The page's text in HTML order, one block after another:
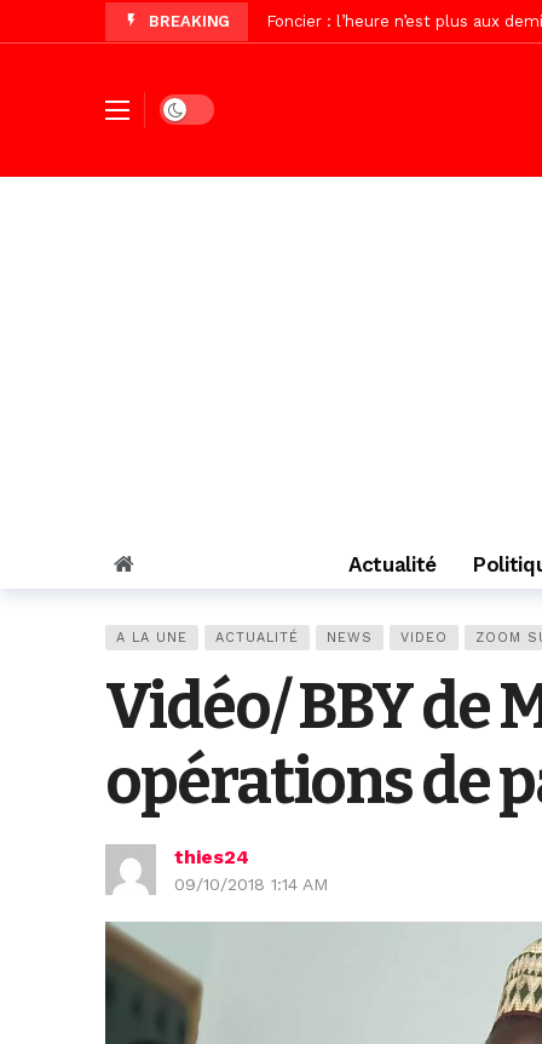
BREAKING Foncier : l’heure n’est plus aux
Dark mode
Actualité
A LA UNE ACTUALITÉ NEWS VIDEO ZOOM
Vidéo/ BBY de
opérations de
thies24
09/10/2018 1:14 AM